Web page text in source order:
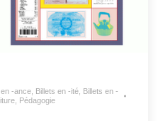
en -ance Billets en -ité
Billets en -
Pédagogie